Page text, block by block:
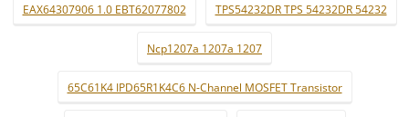
EAX64307906 1.0 EBT62077802 TPS54232DR TPS 54232DR 54232
Ncp1207a 1207a 1207
65C61K4 IPD65R1K4C6 N-Channel MOSFET Transistor